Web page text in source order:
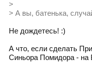
>
> А вы, батенька,
Не дождетесь! :)
А что, если сделать
Синьора Помидора - на